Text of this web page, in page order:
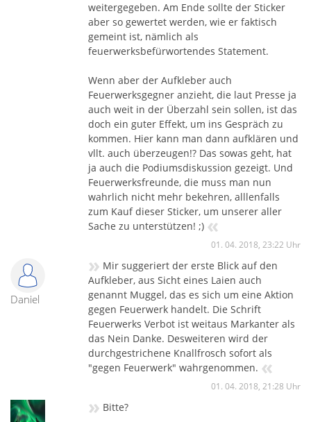
weitergegeben. Am Ende sollte der Sticker
aber so gewertet werden, wie er faktisch
gemeint ist, nämlich als
feuerwerksbefürwortendes Statement.
Wenn aber der Aufkleber auch
Feuerwerksgegner anzieht, die laut Presse ja
auch weit in der Überzahl sein sollen, ist das
doch ein guter Effekt, um ins Gespräch zu
kommen. Hier kann man dann aufklären und
vllt. auch überzeugen!? Das sowas geht, hat
ja auch die Podiumsdiskussion gezeigt. Und
Feuerwerksfreunde, die muss man nun
wahrlich nicht mehr bekehren, alllenfalls
zum Kauf dieser Sticker, um unserer aller
Sache zu unterstützen! ;) «
01. 04. 2018, 23:22 Uhr
Daniel
» Mir suggeriert der erste Blick auf den
Aufkleber, aus Sicht eines Laien auch
genannt Muggel, das es sich um eine Aktion
gegen Feuerwerk handelt. Die Schrift
Feuerwerks Verbot ist weitaus Markanter als
das Nein Danke. Desweiteren wird der
durchgestrichene Knallfrosch sofort als
"gegen Feuerwerk" wahrgenommen. «
01. 04. 2018, 21:28 Uhr
» Bitte?